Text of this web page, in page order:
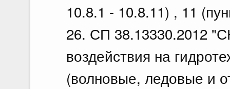
10.8.1 - 10.8.11) , 11
26. СП 38.13330.2012
воздействия на
(волновые, ледовые и